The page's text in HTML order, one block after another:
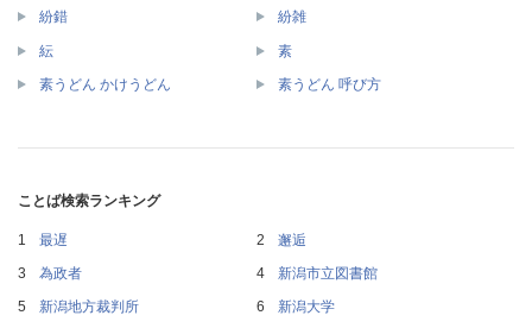
紛錯 紛雑
紜 素
素うどん かけうどん 素うどん 呼び方
ことば検索ランキング
最遅
邂逅
為政者
新潟市立図書館
新潟地方裁判所
新潟大学